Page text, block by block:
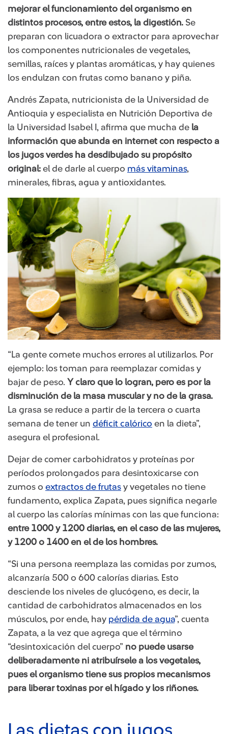
mejorar el funcionamiento del organismo en
distintos procesos, entre estos, la digestión. Se
preparan con licuadora o extractor para aprovechar
los componentes nutricionales de vegetales,
semillas, raíces y plantas aromáticas, y hay quienes
los endulzan con frutas como banano y piña.
Andrés Zapata, nutricionista de la Universidad de
Antioquia y especialista en Nutrición Deportiva de
la Universidad Isabel I, afirma que mucha de la
información que abunda en internet con respecto a
los jugos verdes ha desdibujado su propósito
original: el de darle al cuerpo más vitaminas​,
minerales, fibras, agua y antioxidantes.
“La gente comete muchos errores al utilizarlos. Por
ejemplo: los toman para reemplazar comidas y
bajar de peso. Y claro que lo logran, pero es por la
disminución de la masa muscular y no de la grasa.
La grasa se reduce a partir de la tercera o cuarta
semana de tener un déficit calórico ​ en la dieta”,
asegura el profesional.
Dejar de comer carbohidratos y proteínas por
períodos prolongados para desintoxicarse con
zumos o extractos de frutas y vegetales no tiene
fundamento, explica Zapata, pues significa negarle
al cuerpo las calorías mínimas con las que funciona:
entre 1000 y 1200 diarias, en el caso de las mujeres,
y 1200 o 1400 en el de los hombres.
“Si una persona reemplaza las comidas por zumos,
alcanzaría 500 o 600 calorías diarias. Esto
desciende los niveles de glucógeno, es decir, la
cantidad de carbohidratos almacenados en los
músculos, por ende, hay pérdida de agua​”, cuenta
Zapata, a la vez que agrega que el término
“desintoxicación del cuerpo” no puede usarse
deliberadamente ni atribuírsele a los vegetales,
pues el organismo tiene sus propios mecanismos
para liberar toxinas por el hígado y los riñones.